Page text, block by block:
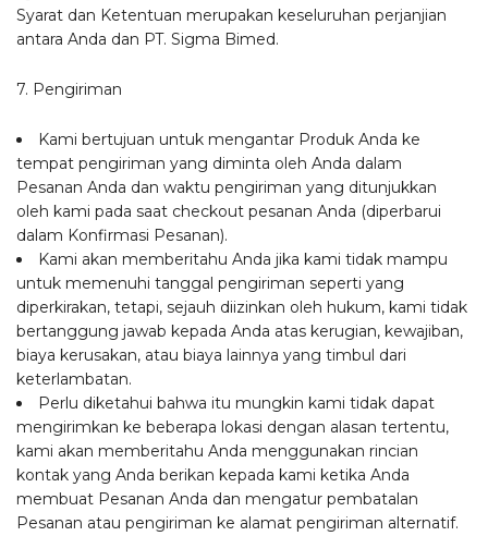
Syarat dan Ketentuan merupakan keseluruhan perjanjian
antara Anda dan PT. Sigma Bimed.
7. Pengiriman
Kami bertujuan untuk mengantar Produk Anda ke
tempat pengiriman yang diminta oleh Anda dalam
Pesanan Anda dan waktu pengiriman yang ditunjukkan
oleh kami pada saat checkout pesanan Anda (diperbarui
dalam Konfirmasi Pesanan).
Kami akan memberitahu Anda jika kami tidak mampu
untuk memenuhi tanggal pengiriman seperti yang
diperkirakan, tetapi, sejauh diizinkan oleh hukum, kami tidak
bertanggung jawab kepada Anda atas kerugian, kewajiban,
biaya kerusakan, atau biaya lainnya yang timbul dari
keterlambatan.
Perlu diketahui bahwa itu mungkin kami tidak dapat
mengirimkan ke beberapa lokasi dengan alasan tertentu,
kami akan memberitahu Anda menggunakan rincian
kontak yang Anda berikan kepada kami ketika Anda
membuat Pesanan Anda dan mengatur pembatalan
Pesanan atau pengiriman ke alamat pengiriman alternatif.